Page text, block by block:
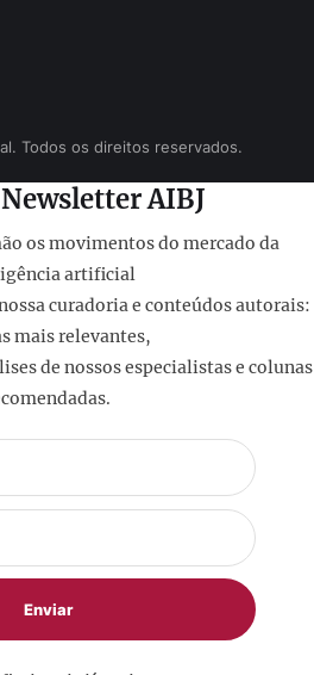
Todos os direitos reservados.
AIBJ
os movimentos do mercado da
artificial
curadoria e conteúdos autorais:
mais relevantes,
de nossos especialistas e colunas